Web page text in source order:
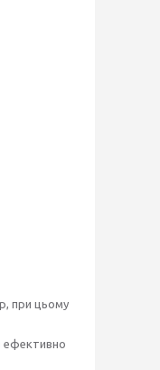
при цьому
ефективно